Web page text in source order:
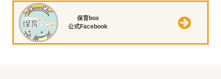
保育box
公式Facebook